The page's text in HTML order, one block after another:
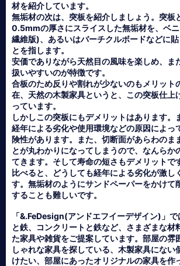
材を紹介しています。
無垢材の次は、突板を紹介しましょう。突
0.5mmの厚さにスライスした無垢材を、ベ
繊維版)、あるいはバーチクルボードなどに
とを指します。
安価でありながら天然目の風味を楽しめ、ま
扱いやすいのが特徴です。
合板のため反りや割れが少ないのもメリット
在、天然の木製家具というと、この突板仕上
っています。
しかしこの突板にもデメリットはあります。
経年による劣化や使用環境などの原因によっ
険性があります。また、切断面があらわのま
とが丸わかりになってしまうので、なんらか
てきます。そして寿命の短さもデメリットで
比べると、どうしても経年による劣化が激し
す。無垢材のようにサンドペーパーをかけて
することも難しいです。
「&.FeDesign(アンドエフイーデザイン)」
と鉄、コンクリートと鉄など、さまざまな材
た家具や雑貨をご提案しています。部屋の雰
しゃれな家具を探している、木製家具にない
けたい、部屋にあったオリジナルの家具を作